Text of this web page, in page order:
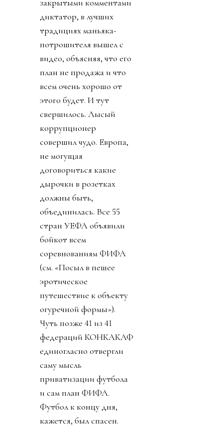
закрытыми комментами
диктатор, в лучших
традициях маньяка-
потрошителя вышел с
видео, объясняя, что его
план не продажа и что
всем очень хорошо от
этого будет. И тут
свершилось. Лысый
коррупционер
совершил чудо. Европа,
не могущая
договориться какие
дырочки в розетках
должны быть,
объединилась. Все 55
стран УЕФА объявили
бойкот всем
соревнованиям ФИФА
(см. «Посыл в пешее
эротическое
путешествие к объекту
огуречной формы»).
Чуть позже 41 из 41
федераций КОНКАКАФ
единогласно отвергли
саму мысль
приватизации футбола
и сам план ФИФА.
Футбол к концу дня,
кажется, был спасен.